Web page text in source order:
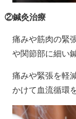
②鍼灸治療
痛みや筋肉の緊
や関節部に細い
痛みや緊張を軽
かけて血流循環